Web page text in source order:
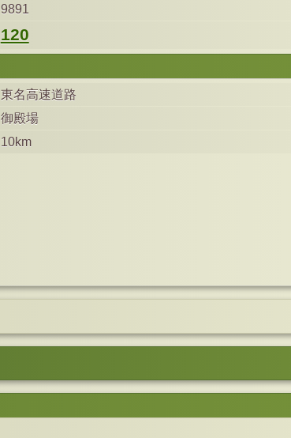
9891
120
東名高速道路
御殿場
10km